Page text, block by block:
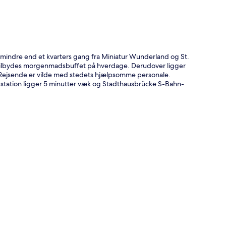
end et kvarters gang fra Miniatur Wunderland og St.
morgenmadsbuffet på hverdage. Derudover ligger
er vilde med stedets hjælpsomme personale.
ligger 5 minutter væk og Stadthausbrücke S-Bahn-